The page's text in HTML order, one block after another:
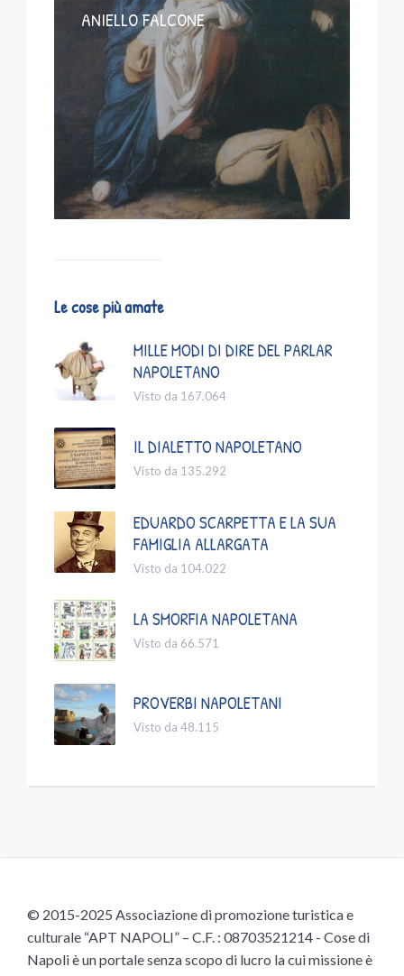
ANIELLO FALCONE
Le cose più amate
MILLE MODI DI DIRE DEL PARLAR
NAPOLETANO
Visto da 167.064
IL DIALETTO NAPOLETANO
Visto da 135.292
EDUARDO SCARPETTA E LA SUA
FAMIGLIA ALLARGATA
Visto da 104.022
LA SMORFIA NAPOLETANA
Visto da 66.571
PROVERBI NAPOLETANI
Visto da 48.115
© 2015-2025 Associazione di promozione turistica e
culturale “APT NAPOLI” – C.F. : 08703521214 - Cose di
Napoli è un portale senza scopo di lucro la cui missione è